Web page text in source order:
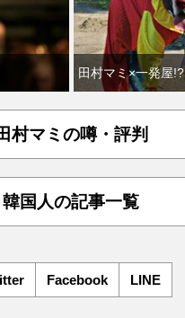
田村マミ×一発屋!?
村マミの噂・評判
韓国人の記事一覧
Facebook LINE